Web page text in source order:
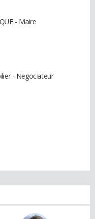
- Maire
- Negociateur